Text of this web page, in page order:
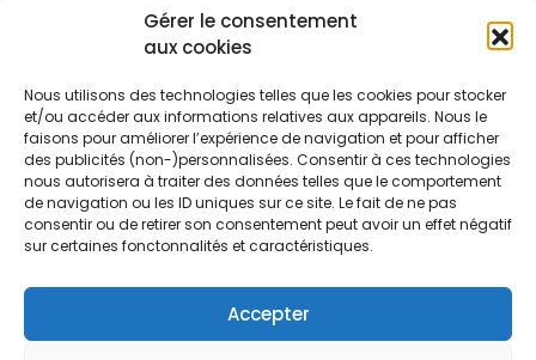
Gérer le consentement
aux cookies
Nous utilisons des technologies telles que les cookies pour stocker
et/ou accéder aux informations relatives aux appareils. Nous le
faisons pour améliorer l’expérience de navigation et pour afficher
des publicités (non-)personnalisées. Consentir à ces technologies
nous autorisera à traiter des données telles que le comportement
de navigation ou les ID uniques sur ce site. Le fait de ne pas
consentir ou de retirer son consentement peut avoir un effet négatif
sur certaines fonctonnalités et caractéristiques.
Accepter
Le prix peut être réduit !
FAQ
Qui sommes nous
Contactez-nous
Mentions légales
Code réduction
Bons plans
Soldes
French Days